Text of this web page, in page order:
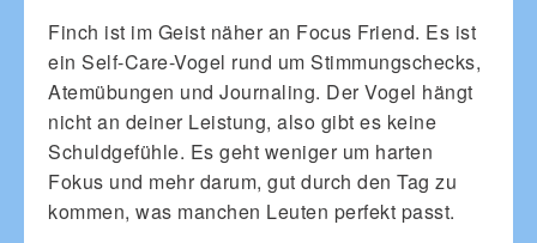
Finch ist im Geist näher an Focus Friend. Es ist
ein Self-Care-Vogel rund um Stimmungschecks,
Atemübungen und Journaling. Der Vogel hängt
nicht an deiner Leistung, also gibt es keine
Schuldgefühle. Es geht weniger um harten
Fokus und mehr darum, gut durch den Tag zu
kommen, was manchen Leuten perfekt passt.